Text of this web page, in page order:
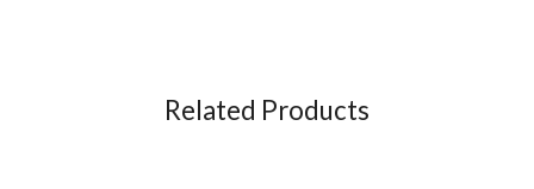
Related Products